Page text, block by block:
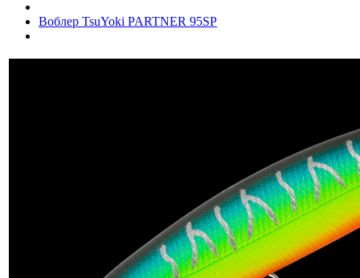
Воблер TsuYoki PARTNER 95SP